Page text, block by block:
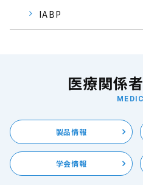
IABP
医療関係
製品情報
学会情報